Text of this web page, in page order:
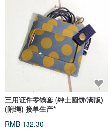
三用证件零钱套 (绅士圆饼/满版)
(附绳) 接单生产*
RMB 132.30